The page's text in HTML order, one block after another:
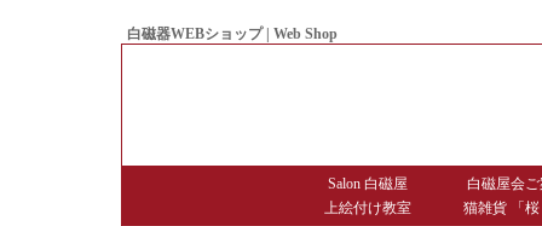
白磁器WEBショップ | Web Shop
Salon 白磁屋
白磁屋会
上絵付け教室
猫雑貨 「